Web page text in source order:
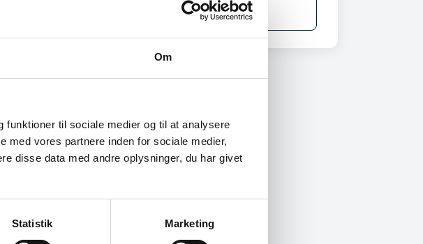
Om
til sociale medier og til at analysere
med vores partnere inden for sociale medier,
disse data med andre oplysninger, du har givet
Statistik Marketing
Afmeld arrangement